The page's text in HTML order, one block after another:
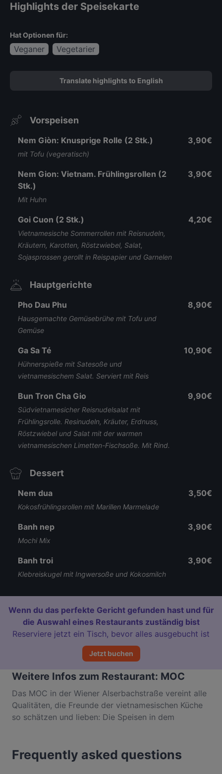
Highlights der Speisekarte
Hat Optionen für:
Veganer Vegetarier
Translate highlights to English
Vorspeisen
Nem Giòn: Knusprige Rolle (2 Stk.)
mit Tofu (vegeratisch)
3,90€
Nem Gion: Vietnam. Frühlingsrollen (2
Stk.)
Mit Huhn
3,90€
Goi Cuon (2 Stk.)
Vietnamesische Sommerrollen mit Reisnudeln,
Kräutern, Karotten, Röstzwiebel, Salat,
Sojasprossen gerollt in Reispapier und Garnelen
4,20€
Hauptgerichte
Pho Dau Phu
Hausgemachte Gemüsebrühe mit Tofu und
Gemüse
8,90€
Ga Sa Té
Hühnerspieße mit Satesoße und
vietnamesischem Salat. Serviert mit Reis
10,90€
Bun Tron Cha Gio
Südvietnamesicher Reisnudelsalat mit
Frühlingsrolle. Resinudeln, Kräuter, Erdnuss,
Röstzwiebel und Salat mit der warmen
vietnamesischen Limetten-Fischsoße. Mit Rind.
9,90€
Dessert
Nem dua
Kokosfrühlingsrollen mit Marillen Marmelade
3,50€
Banh nep
Mochi Mix
3,90€
Banh troi
Klebreiskugel mit Ingwersoße und Kokosmilch
3,90€
Wenn du das perfekte Gericht gefunden hast und für
die Auswahl eines Restaurants zuständig bist
Reserviere jetzt ein Tisch, bevor alles ausgebucht ist
Jetzt buchen
Weitere Infos zum Restaurant: MOC
Das MOC in der Wiener Alserbachstraße vereint alle
Qualitäten, die Freunde der vietnamesischen Küche
so schätzen und lieben: Die Speisen in dem
farbenfroh) angerichtet sowie aromatisch raffiniert
und einfach lecker zubereitet. Dazu sorgen der
Frequently asked questions